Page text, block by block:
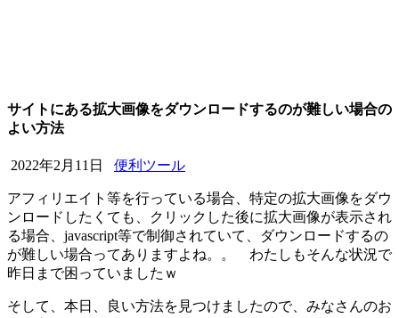
サイトにある拡大画像をダウンロードするのが難しい場合の
よい方法
2022年2月11日 便利ツール
アフィリエイト等を行っている場合、特定の拡大画像をダウ
ンロードしたくても、クリックした後に拡大画像が表示され
る場合、javascript等で制御されていて、ダウンロードするの
が難しい場合ってありますよね。。 わたしもそんな状況で
昨日まで困っていましたｗ
そして、本日、良い方法を見つけましたので、みなさんのお